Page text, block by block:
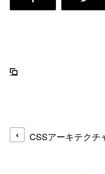
CSSアーキテクチ